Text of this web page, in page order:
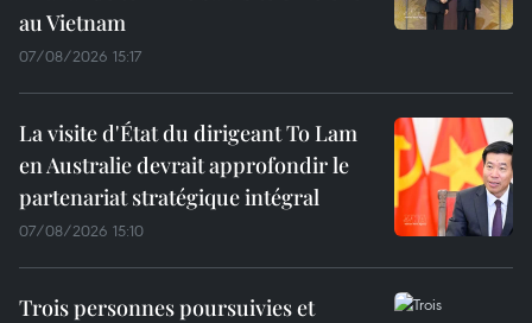
au Vietnam
07/08/2026 15:17
La visite d'État du dirigeant To Lam
en Australie devrait approfondir le
partenariat stratégique intégral
07/08/2026 15:10
Trois personnes poursuivies et